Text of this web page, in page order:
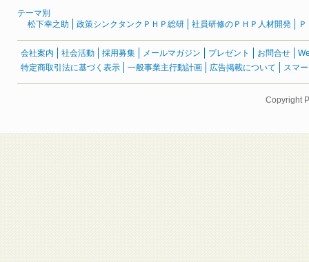
テーマ別
松下幸之助
政策シンクタンクＰＨＰ総研 社員研修のＰＨＰ人材開発
会社案内 社会活動 採用募集 メールマガジン プレゼント お問合せ
特定商取引法に基づく表示
一般事業主行動計画 広告掲載について スマ
Copyright